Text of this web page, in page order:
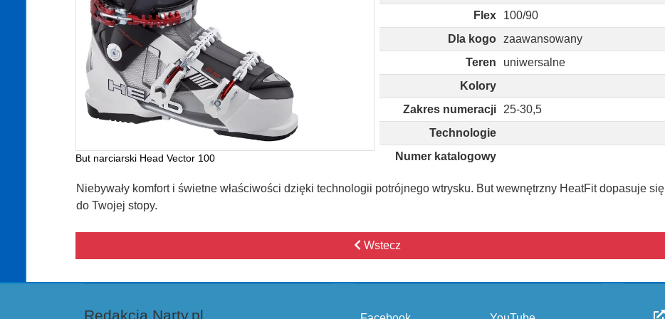
But narciarski Head Vector 100
Flex
100/90
Dla kogo
zaawansowany
Teren
uniwersalne
Kolory
Zakres numeracji
25-30,5
Technologie
Numer katalogowy
Niebywały komfort i świetne właściwości dzięki technologii potrójnego wtrysku. But wewnętrzny HeatFit dopasuje się
do Twojej stopy.
Wstecz
Redakcja Narty.pl